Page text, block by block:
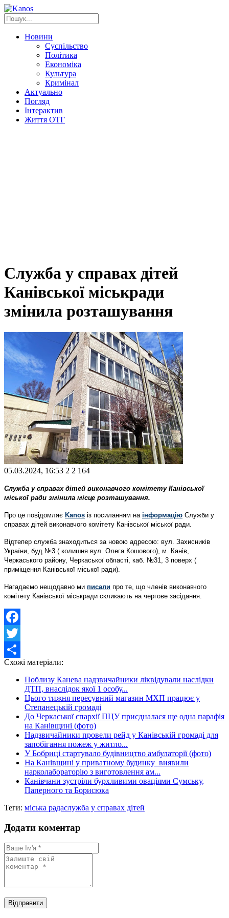
Новини
Суспільство
Політика
Економіка
Культура
Кримінал
Актуально
Погляд
Інтерактив
Життя ОТГ
Служба у справах дітей
Канівської міськради
змінила розташування
05.03.2024, 16:53 2 2 164
Служба у справах дітей виконавчого комітету Канівської
міської ради змінила місце розташування.
Про це повідомляє Kanos із посиланням на інформацію Служби у
справах дітей виконавчого комітету Канівської міської ради.
Відтепер служба знаходиться за новою адресою: вул. Захисників
України, буд.№3 ( колишня вул. Олега Кошового), м. Канів,
Черкаського району, Черкаської області, каб. №31, 3 поверх (
приміщення Канівської міської ради).
Нагадаємо нещодавно ми писали про те, що членів виконавчого
комітету Канівської міськради скликають на чергове засідання.
Facebook
Twitter
Share
Схожі матеріали:
Поблизу Канева надзвичайники ліквідували наслідки
ДТП, внаслідок якої 1 особу...
Цього тижня пересувний магазин МХП працює у
Степанецькій громаді
До Черкаської єпархії ПЦУ приєдналася ще одна парафія
на Канівщині (фото)
Надзвичайники провели рейд у Канівській громаді для
запобігання пожеж у житло...
У Бобриці стартувало будівництво амбулаторії (фото)
На Канівщині у приватному будинку виявили
нарколабораторію з виготовлення ам...
Канівчани зустріли бурхливими оваціями Сумську,
Паперного та Борисюка
Теги: міська радаслужба у справах дітей
Додати коментар